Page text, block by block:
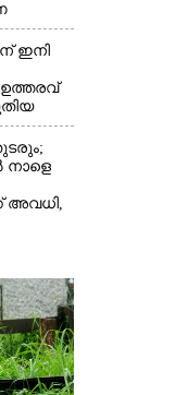
ഇനി
നാളെ
അവധി,​